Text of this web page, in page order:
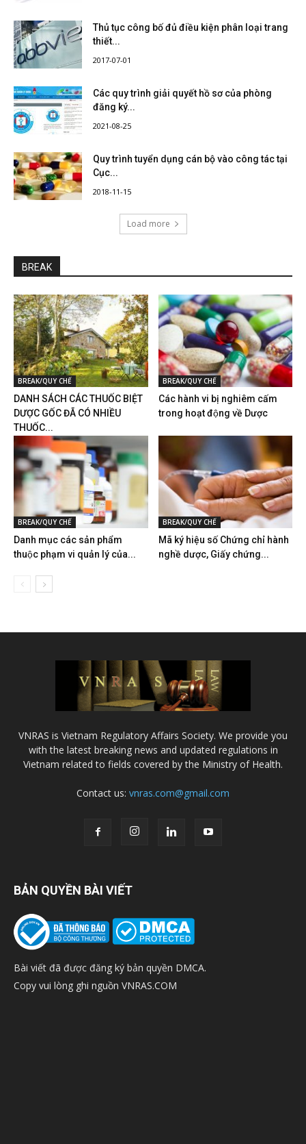
Thủ tục công bố đủ điều kiện phân loại trang
thiết...
2017-07-01
Các quy trình giải quyết hồ sơ của phòng
đăng ký...
2021-08-25
Quy trình tuyển dụng cán bộ vào công tác tại
Cục...
2018-11-15
Load more
BREAK
BREAK/QUY CHẾ
DANH SÁCH CÁC THUỐC BIỆT
DƯỢC GỐC ĐÃ CÓ NHIỀU
THUỐC...
BREAK/QUY CHẾ
Các hành vi bị nghiêm cấm
trong hoạt động về Dược
BREAK/QUY CHẾ
Danh mục các sản phẩm
thuộc phạm vi quản lý của...
BREAK/QUY CHẾ
Mã ký hiệu số Chứng chỉ hành
nghề dược, Giấy chứng...
VNRAS is Vietnam Regulatory Affairs Society. We provide you
with the latest breaking news and updated regulations in
Vietnam related to fields covered by the Ministry of Health.
Contact us: vnras.com@gmail.com
BẢN QUYỀN BÀI VIẾT
Bài viết đã được đăng ký bản quyền DMCA.
Copy vui lòng ghi nguồn VNRAS.COM